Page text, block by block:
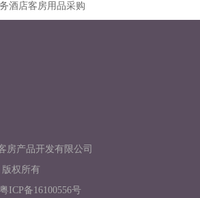
酒店客房用品采购
房产品开发有限公司
版权所有
粤ICP备16100556号